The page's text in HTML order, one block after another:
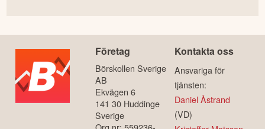
Företag
Börskollen Sverige
AB
Ekvägen 6
141 30 Huddinge
Sverige
Kontakta oss
Ansvariga för
tjänsten:
Daniel Åstrand
(VD)